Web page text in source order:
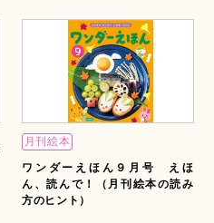
月刊絵本
ワンダーえほん９月号 えほ
ん、読んで！（月刊絵本の読み
方のヒント）